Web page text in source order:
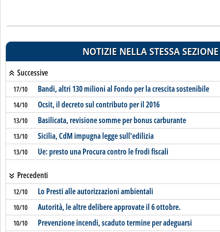
NOTIZIE NELLA STESSA SEZIONE
Successive
17/10 Bandi, altri 130 milioni al Fondo per la crescita sostenibile
14/10 Ocsit, il decreto sul contributo per il 2016
13/10 Basilicata, revisione somme per bonus carburante
13/10 Sicilia, CdM impugna legge sull'edilizia
13/10 Ue: presto una Procura contro le frodi fiscali
Precedenti
12/10 Lo Presti alle autorizzazioni ambientali
10/10 Autorità, le altre delibere approvate il 6 ottobre.
10/10 Prevenzione incendi, scaduto termine per adeguarsi